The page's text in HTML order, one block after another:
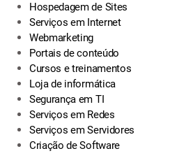
Hospedagem de Sites
Serviços em Internet
Webmarketing
Portais de conteúdo
Cursos e treinamentos
Loja de informática
Segurança em TI
Serviços em Redes
Serviços em Servidores
Criação de Software